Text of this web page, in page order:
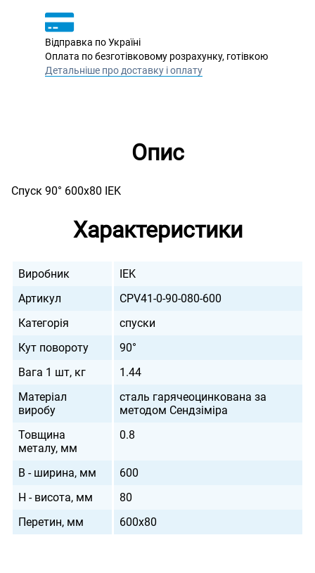
Відправка по Україні
Оплата по безготівковому розрахунку, готівкою
Детальніше про доставку і оплату
Опис
Спуск 90° 600х80 IEK
Характеристики
Виробник
IEK
Артикул
CPV41-0-90-080-600
Категорія
спуски
Кут повороту
90°
Вага 1 шт, кг
1.44
Матеріал
виробу
сталь гарячеоцинкована за
методом Сендзіміра
Товщина
металу, мм
0.8
B - ширина, мм
600
H - висота, мм
80
Перетин, мм
600х80